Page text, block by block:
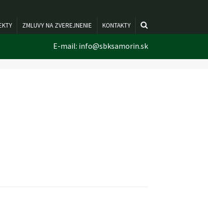
ZMLUVY NA ZVEREJNENIE KONTAKTY
E-mail: info@sbksamorin.sk